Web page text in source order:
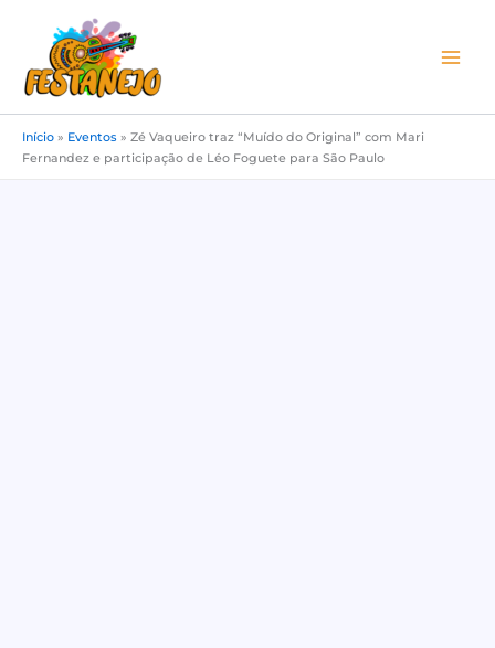
conteúdo
Início » Eventos » Zé Vaqueiro traz “Muído do Original” com Mari
Fernandez e participação de Léo Foguete para São Paulo